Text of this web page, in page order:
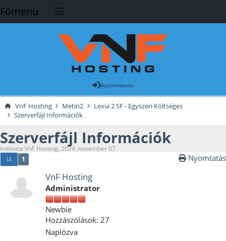
Főmenü
Bejelentkezés
VnF Hosting Metin2
Lexia 2 SF - Egyszeri Költséges
Szerverfájl Információk
Szerverfájl Információk
Indította VnF Hosting, 2024. november 07.
LE 1 Nyomtatás
VnF Hosting
Administrator
Newbie
Hozzászólások: 27
Naplózva